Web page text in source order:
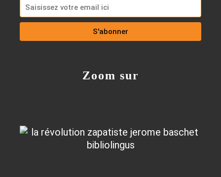
Zoom sur